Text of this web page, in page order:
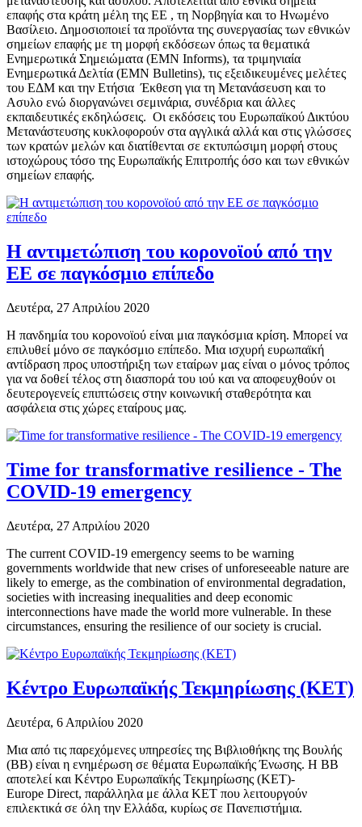
επαφής στα κράτη μέλη της ΕΕ , τη Νορβηγία και το Ηνωμένο
Βασίλειο. Δημοσιοποιεί τα προϊόντα της συνεργασίας των εθνικών
σημείων επαφής με τη μορφή εκδόσεων όπως τα θεματικά
Ενημερωτικά Σημειώματα (EMN Informs), τα τριμηνιαία
Ενημερωτικά Δελτία (EMN Bulletins), τις εξειδικευμένες μελέτες
του ΕΔΜ και την Ετήσια Έκθεση για τη Μετανάσευση και το
Ασυλο ενώ διοργανώνει σεμινάρια, συνέδρια και άλλες
εκπαιδευτικές εκδηλώσεις. Οι εκδόσεις του Ευρωπαϊκού Δικτύου
Μετανάστευσης κυκλοφορούν στα αγγλικά αλλά και στις γλώσσες
των κρατών μελών και διατίθενται σε εκτυπώσιμη μορφή στους
ιστοχώρους τόσο της Ευρωπαϊκής Επιτροπής όσο και των εθνικών
σημείων επαφής.
Η αντιμετώπιση του κορονοϊού από την
ΕΕ σε παγκόσμιο επίπεδο
Δευτέρα, 27 Απριλίου 2020
Η πανδημία του κορονοϊού είναι μια παγκόσμια κρίση. Μπορεί να
επιλυθεί μόνο σε παγκόσμιο επίπεδο. Μια ισχυρή ευρωπαϊκή
αντίδραση προς υποστήριξη των εταίρων μας είναι ο μόνος τρόπος
για να δοθεί τέλος στη διασπορά του ιού και να αποφευχθούν οι
δευτερογενείς επιπτώσεις στην κοινωνική σταθερότητα και
ασφάλεια στις χώρες εταίρους μας.
Time for transformative resilience - The
COVID-19 emergency
Δευτέρα, 27 Απριλίου 2020
The current COVID-19 emergency seems to be warning
governments worldwide that new crises of unforeseeable nature are
likely to emerge, as the combination of environmental degradation,
societies with increasing inequalities and deep economic
interconnections have made the world more vulnerable. In these
circumstances, ensuring the resilience of our society is crucial.
Κέντρο Ευρωπαϊκής Τεκμηρίωσης (ΚΕΤ)
Δευτέρα, 6 Απριλίου 2020
Μια από τις παρεχόμενες υπηρεσίες της Βιβλιοθήκης της Βουλής
(ΒΒ) είναι η ενημέρωση σε θέματα Ευρωπαϊκής Ένωσης. Η ΒΒ
αποτελεί και Κέντρο Ευρωπαϊκής Τεκμηρίωσης (ΚΕΤ)-
Europe Direct, παράλληλα με άλλα ΚΕΤ που λειτουργούν
επιλεκτικά σε όλη την Ελλάδα, κυρίως σε Πανεπιστήμια.